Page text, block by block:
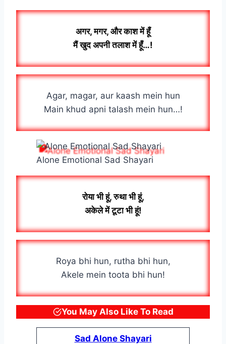
अगर, मगर, और काश में हूँ
मैं खुद अपनी तलाश में हूँ…!
Agar, magar, aur kaash mein hun
Main khud apni talash mein hun…!
Alone Emotional Sad Shayari
रोया भी हूं, रुथा भी हूं,
अकेले में टूटा भी हूं!
Roya bhi hun, rutha bhi hun,
Akele mein toota bhi hun!
You May Also Like To Read
Sad Alone Shayari